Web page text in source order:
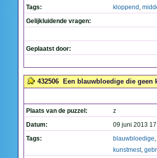
Tags:
kloppend ,
Gelijkluidende vragen:
Geplaatst door:
432506 Een blauwbloedige die geen
Plaats van de puzzel:
z
Datum:
09 juni 2013
Tags:
blauwbloedige,
kunstmest,